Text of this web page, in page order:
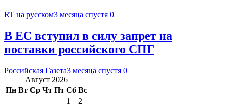
RT на русском3 месяца спустя 0
В ЕС вступил в силу запрет на
поставки российского СПГ
Российская Газета3 месяца спустя 0
Август 2026
Пн Вт Ср Чт Пт Сб Вс
1
2